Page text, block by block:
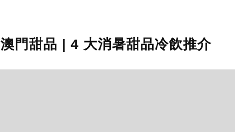
澳門甜品 | 4 大消暑甜品冷飲推介